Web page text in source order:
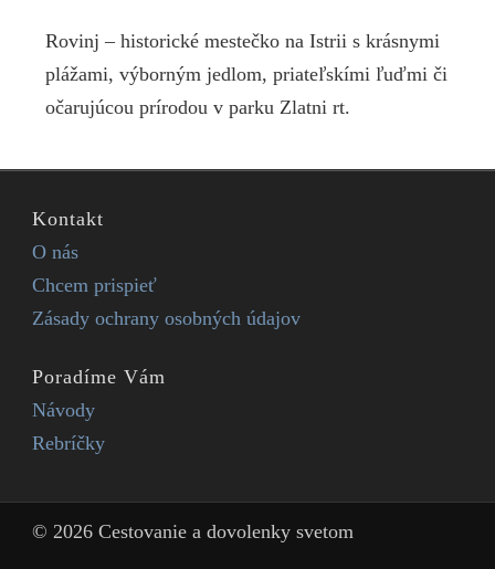
Rovinj – historické mestečko na Istrii s krásnymi
plážami, výborným jedlom, priateľskími ľuďmi či
očarujúcou prírodou v parku Zlatni rt.
Kontakt
O nás
Chcem prispieť
Zásady ochrany osobných údajov
Poradíme Vám
Návody
Rebríčky
© 2026 Cestovanie a dovolenky svetom